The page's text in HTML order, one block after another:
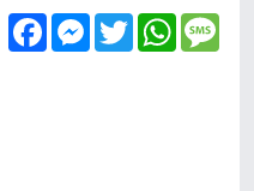
FacebookMessenger
Twitter